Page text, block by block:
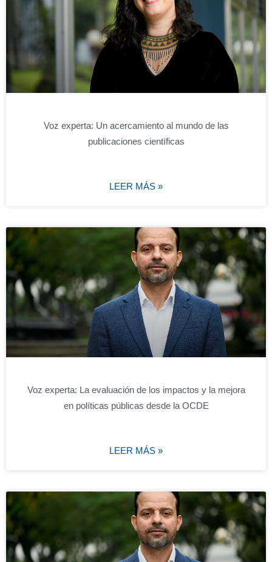
Voz experta: Un acercamiento al mundo de las
publicaciones científicas
LEER MÁS »
Voz experta: La evaluación de los impactos y la mejora
en políticas públicas desde la OCDE
LEER MÁS »